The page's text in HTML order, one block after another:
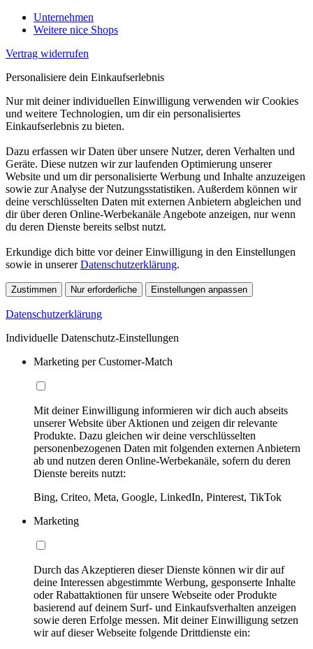
Unternehmen
Weitere nice Shops
Vertrag widerrufen
Personalisiere dein Einkaufserlebnis
Nur mit deiner individuellen Einwilligung verwenden wir Cookies
und weitere Technologien, um dir ein personalisiertes
Einkaufserlebnis zu bieten.
Dazu erfassen wir Daten über unsere Nutzer, deren Verhalten und
Geräte. Diese nutzen wir zur laufenden Optimierung unserer
Website und um dir personalisierte Werbung und Inhalte anzuzeigen
sowie zur Analyse der Nutzungsstatistiken. Außerdem können wir
deine verschlüsselten Daten mit externen Anbietern abgleichen und
dir über deren Online-Werbekanäle Angebote anzeigen, nur wenn
du deren Dienste bereits selbst nutzt.
Erkundige dich bitte vor deiner Einwilligung in den Einstellungen
sowie in unsererDatenschutzerklärung.
Zustimmen Nur erforderliche Einstellungen anpassen
Datenschutzerklärung
Individuelle Datenschutz-Einstellungen
Marketing per Customer-Match
Mit deiner Einwilligung informieren wir dich auch abseits
unserer Website über Aktionen und zeigen dir relevante
Produkte. Dazu gleichen wir deine verschlüsselten
personenbezogenen Daten mit folgenden externen Anbietern
ab und nutzen deren Online-Werbekanäle, sofern du deren
Dienste bereits nutzt:
Bing, Criteo, Meta, Google, LinkedIn, Pinterest, TikTok
Marketing
Durch das Akzeptieren dieser Dienste können wir dir auf
deine Interessen abgestimmte Werbung, gesponserte Inhalte
oder Rabattaktionen für unsere Webseite oder Produkte
basierend auf deinem Surf- und Einkaufsverhalten anzeigen
sowie deren Erfolge messen. Mit deiner Einwilligung setzen
wir auf dieser Webseite folgende Drittdienste ein: